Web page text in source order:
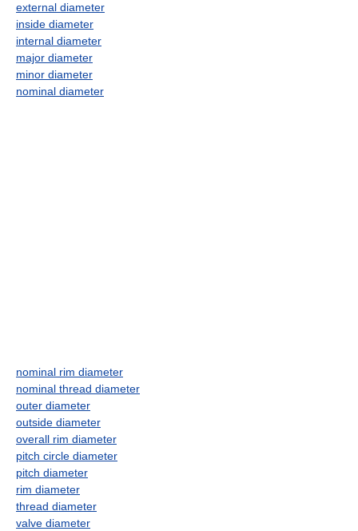
external diameter
inside diameter
internal diameter
major diameter
minor diameter
nominal diameter
nominal rim diameter
nominal thread diameter
outer diameter
outside diameter
overall rim diameter
pitch circle diameter
pitch diameter
rim diameter
thread diameter
valve diameter